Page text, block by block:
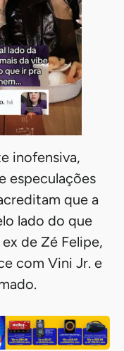
inofensiva,
especulações
que a
lado do que
de Zé Felipe,
com Vini Jr. e